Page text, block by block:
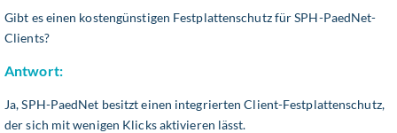
Gibt es einen kostengünstigen Festplattenschutz für SPH-PaedNet-
Clients?
Antwort:
Ja, SPH-PaedNet besitzt einen integrierten Client-Festplattenschutz,
der sich mit wenigen Klicks aktivieren lässt.